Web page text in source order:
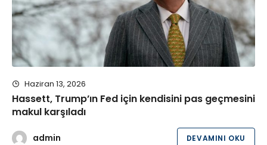
Haziran 13, 2026
Hassett, Trump’ın Fed için kendisini pas geçmesini
makul karşıladı
admin DEVAMINI OKU